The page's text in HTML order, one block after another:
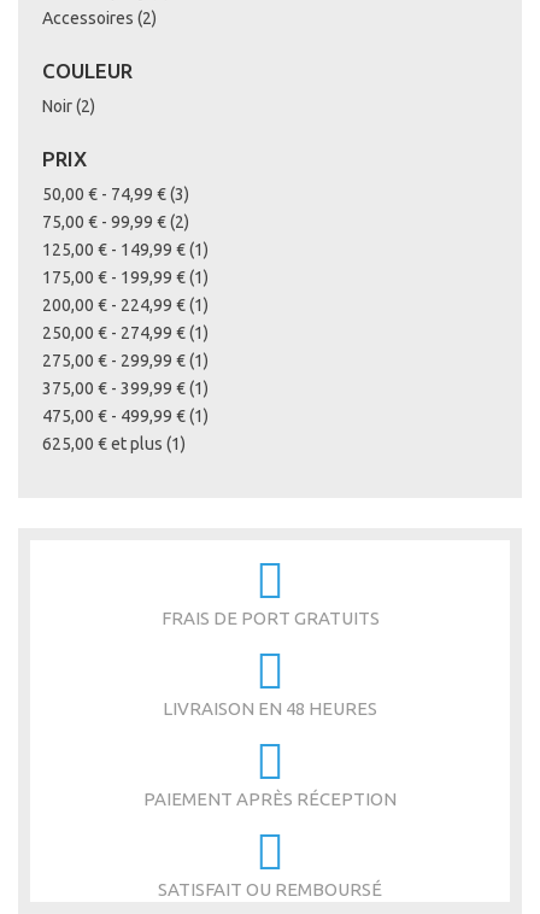
Accessoires 2articles
COULEUR
Noir 2articles
PRIX
50,00 € - 74,99 € 3articles
75,00 € - 99,99 € 2articles
125,00 € - 149,99 € 1article
175,00 € - 199,99 € 1article
200,00 € - 224,99 € 1article
250,00 € - 274,99 € 1article
275,00 € - 299,99 € 1article
375,00 € - 399,99 € 1article
475,00 € - 499,99 € 1article
625,00 €et plus 1article
FRAIS DE PORT GRATUITS
LIVRAISON EN 48 HEURES
PAIEMENT APRÈS RÉCEPTION
SATISFAIT OU REMBOURSÉ